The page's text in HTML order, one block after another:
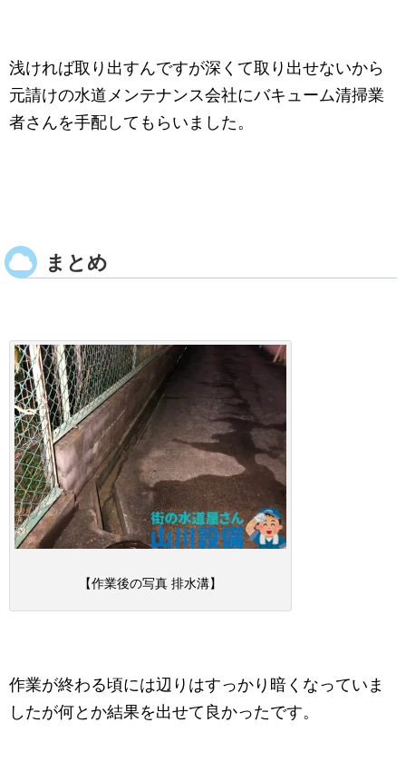
浅ければ取り出すんですが深くて取り出せないから
元請けの水道メンテナンス会社にバキューム清掃業
者さんを手配してもらいました。
まとめ
【作業後の写真 排水溝】
作業が終わる頃には辺りはすっかり暗くなっていま
したが何とか結果を出せて良かったです。